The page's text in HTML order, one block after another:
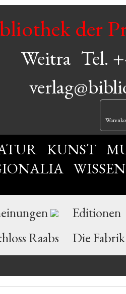
der
Weitra Tel.
KUNST
Editionen
Raabs
Die Fabrik